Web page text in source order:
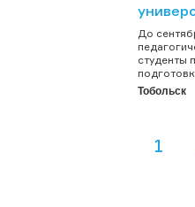
До
студенты
Тобольск
1